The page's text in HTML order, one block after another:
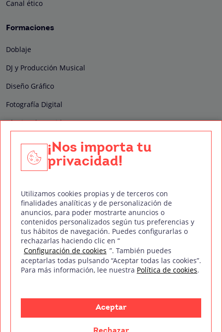
Canal ético
Formaciones
Doblaje
DJ y Producción Musical
Diseño Gráfico
Fotografía Digital
Técnico de Sonido
Edición y Postproducción de Vídeo
Nuestros sellos de calidad
Síguenos en Redes Sociales
mm 2026
Política de privacidad Política de cookies
Aviso legal
¡Nos importa tu
privacidad!
Utilizamos cookies propias y de terceros con
finalidades analíticas y de personalización de
anuncios, para poder mostrarte anuncios o
contenidos personalizados según tus preferencias y
tus hábitos de navegación. Puedes configurarlas o
rechazarlas haciendo clic en “
Configuración de cookies ”. También puedes
aceptarlas todas pulsando “Aceptar todas las cookies”.
Para más información, lee nuestra Política de cookies.
Aceptar